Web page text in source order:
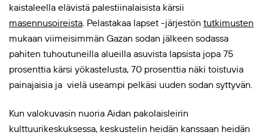
kaistaleella elävistä palestiinalaisista kärsii
masennusoireista . Pelastakaa lapset -järjestön tutkimusten
mukaan viimeisimmän Gazan sodan jälkeen sodassa
pahiten tuhoutuneilla alueilla asuvista lapsista jopa 75
prosenttia kärsi yökastelusta, 70 prosenttia näki toistuvia
painajaisia ja vielä useampi pelkäsi uuden sodan syttyvän.
Kun valokuvasin nuoria Aidan pakolaisleirin
kulttuurikeskuksessa, keskustelin heidän kanssaan heidän